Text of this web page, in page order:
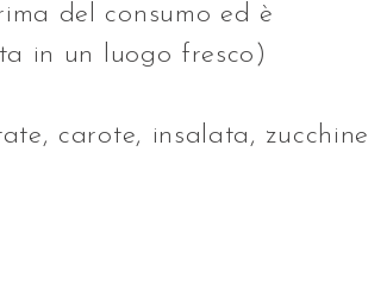
del consumo ed è
in un luogo fresco)
carote, insalata,